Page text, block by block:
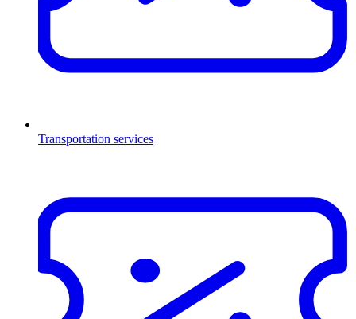
Transportation services